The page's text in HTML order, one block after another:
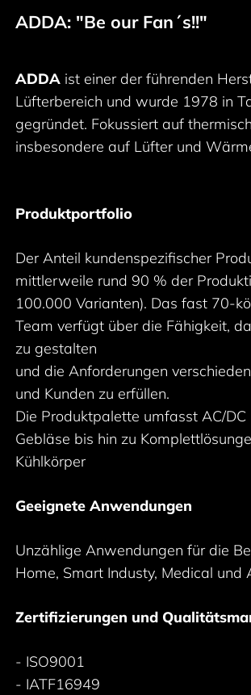
ADDA: "Be our Fan´s!!"
ADDA ist einer der führenden
Lüfterbereich und wurde 1978 in
gegründet. Fokussiert auf
insbesondere auf Lüfter und
Produktportfolio
Der Anteil kundenspezifischer
mittlerweile rund 90 % der
100.000 Varianten). Das fast 70-
Team verfügt über die Fähigkeit,
zu gestalten
und die Anforderungen
und Kunden zu erfüllen.
Die Produktpalette umfasst AC/DC
Gebläse bis hin zu
Kühlkörper
Geeignete Anwendungen
Unzählige Anwendungen für die
Home, Smart Industy, Medical und
Zertifizierungen und
- ISO9001
- IATF16949